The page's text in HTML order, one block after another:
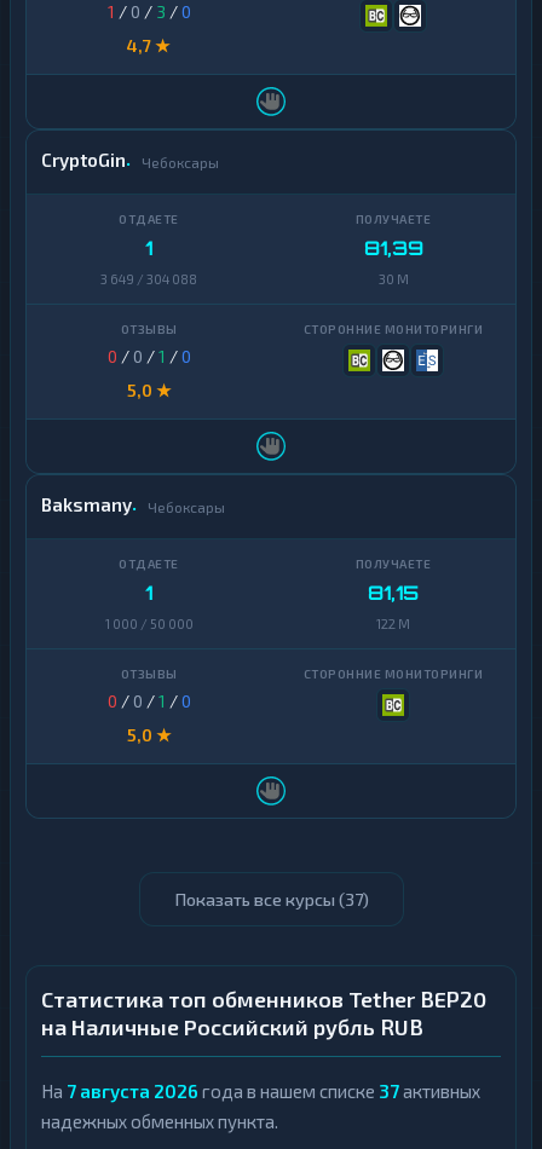
1 / 0 / 3 /0
4,7 ★
CryptoGin Чебоксары
1
3 649 / 304 088
81,39
30 M
0 / 0 /1 /0
5,0 ★
Baksmany Чебоксары
1
1 000 / 50 000
81,15
122 M
0 / 0 /1 /0
5,0 ★
Показать все курсы (37)
Статистика топ обменников Tether BEP20
на Наличные Российский рубль RUB
На 7 августа 2026 года в нашем списке 37активных
надежных обменных пункта.